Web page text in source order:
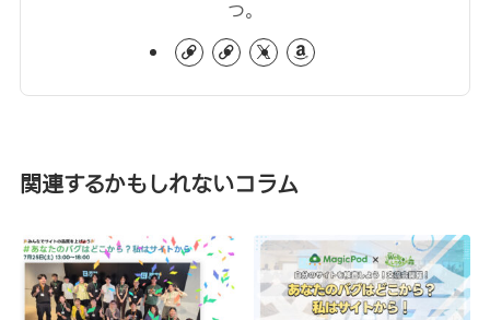
つ。
関連するかもしれないコラム